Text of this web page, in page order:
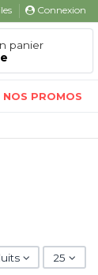
Connexion
panier
NOS PROMOS
25